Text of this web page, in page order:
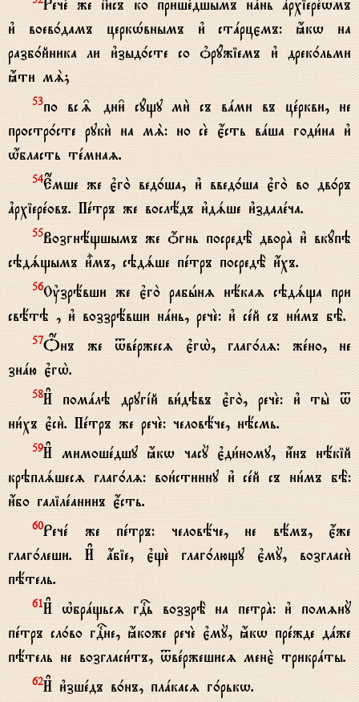
и3 воев0дамъ церкHвнымъ и3 стaрцємъ: ћкw на
разб0йника ли и3зыд0сте со nрyжіемъ и3 дрек0льми
ћти мS;
53по вс‰ дни6 сyщу ми2 съ вaми въ цeркви, не
простр0сте руки2 на мS: но сE є4сть вaша годи1на и3
w4бласть тeмнаz.
54Е$мше же є3го2 вед0ша, и3 введ0ша є3го2 во дв0ръ
ґрхіерeовъ. Пeтръ же вослёдъ и3дsше и3здалeча.
55Возгнёщшымъ же џгнь посредЁ дворA и3 вкyпэ
сэдsщымъ и5мъ, сэдsше пeтръ посредЁ и4хъ.
56Ўзрёвши же є3го2 рабhнz нёкаz сэдsща при
свётэ , и3 воззрёвши нaнь, речE: и3 сeй съ ни1мъ бЁ.
57Џнъ же tвeржесz є3гw2, глаг0лz: жeно, не
знaю є3гw2.
58И# помaлэ другjй ви1дэвъ є3го2, речE: и3 ты2 t
ни1хъ є3си2. Пeтръ же речE: человёче, нёсмь.
59И# мимошeдшу ћкw часY є3ди1ному, и4нъ нёкій
крэплsшесz глаг0лz: вои1стинну и3 сeй съ ни1мъ бЁ:
и4бо галілeанинъ є4сть.
60Речe же пeтръ: человёче, не вёмъ, є4же
глаг0леши. И# ѓбіе, є3щE глаг0лющу є3мY, возгласи2
пётель.
61И# њбрaщьсz гDь воззрЁ на петрA: и3 помzнY
пeтръ сл0во гDне, ћкоже речE є3мY, ћкw прeжде дaже
пётель не возгласи1тъ, tвeржешисz менє2 трикрaты.
62И# и3зшeдъ в0нъ, плaкасz г0рькw.